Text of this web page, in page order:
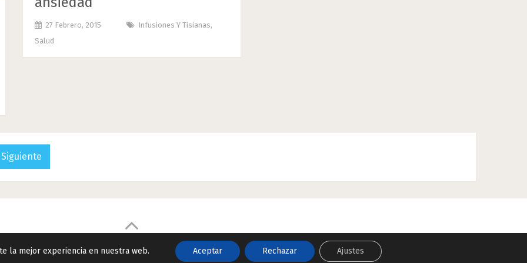
27 Febrero, 2015 Infusiones Y Tisianas,
Salud
Siguiente
la mejor experiencia en nuestra web. Aceptar Rechazar Ajustes